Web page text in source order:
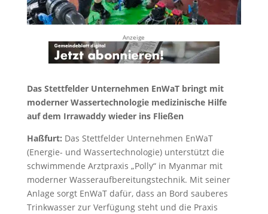
Anzeige
Das Stettfelder Unternehmen EnWaT bringt mit
moderner Wassertechnologie medizinische Hilfe
auf dem Irrawaddy wieder ins Fließen
Haßfurt: Das Stettfelder Unternehmen EnWaT
(Energie- und Wassertechnologie) unterstützt die
schwimmende Arztpraxis „Polly“ in Myanmar mit
moderner Wasseraufbereitungstechnik. Mit seiner
Anlage sorgt EnWaT dafür, dass an Bord sauberes
Trinkwasser zur Verfügung steht und die Praxis